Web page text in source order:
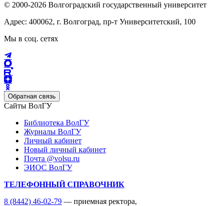
© 2000-2026 Волгоградский государственный университет
Адрес: 400062, г. Волгоград, пр-т Университетский, 100
Мы в соц. сетях
Обратная связь
Сайты ВолГУ
Библиотека ВолГУ
Журналы ВолГУ
Личный кабинет
Новый личный кабинет
Почта @volsu.ru
ЭИОС ВолГУ
ТЕЛЕФОННЫЙ СПРАВОЧНИК
8 (8442) 46-02-79 — приемная ректора,